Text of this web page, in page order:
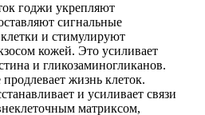
годжи укрепляют
сигнальные
и стимулируют
кожей. Это усиливает
и гликозаминогликанов.
жизнь клеток.
и усиливает связи
матриксом,